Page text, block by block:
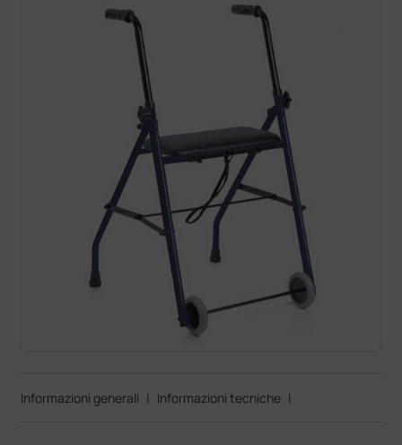
Informazioni generali | Informazioni tecniche |